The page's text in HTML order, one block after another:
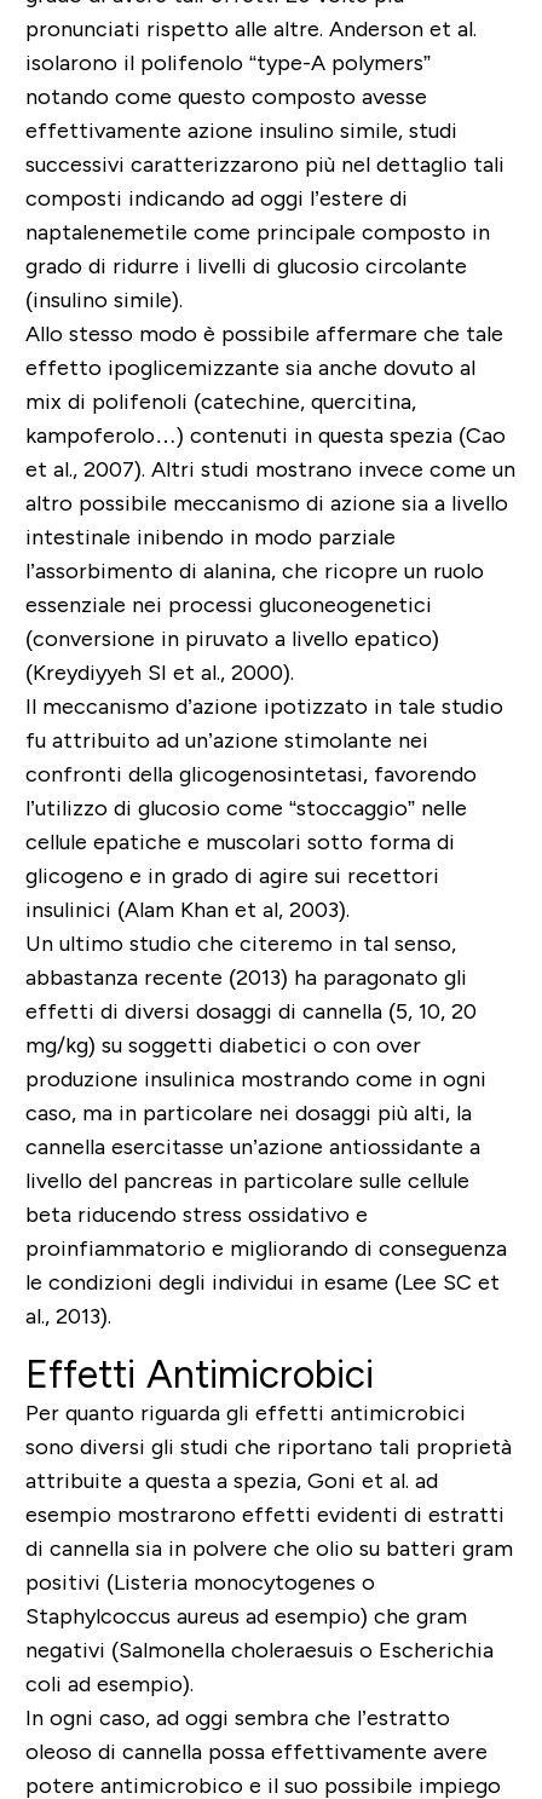
pronunciati rispetto alle altre. Anderson et al.
isolarono il polifenolo “type-A polymers”
notando come questo composto avesse
effettivamente azione insulino simile, studi
successivi caratterizzarono più nel dettaglio tali
composti indicando ad oggi l’estere di
naptalenemetile come principale composto in
grado di ridurre i livelli di glucosio circolante
(insulino simile).
Allo stesso modo è possibile affermare che tale
effetto ipoglicemizzante sia anche dovuto al
mix di polifenoli (catechine, quercitina,
kampoferolo…) contenuti in questa spezia (Cao
et al., 2007). Altri studi mostrano invece come un
altro possibile meccanismo di azione sia a livello
intestinale inibendo in modo parziale
l’assorbimento di alanina, che ricopre un ruolo
essenziale nei processi gluconeogenetici
(conversione in piruvato a livello epatico)
(Kreydiyyeh SI et al., 2000).
Il meccanismo d’azione ipotizzato in tale studio
fu attribuito ad un’azione stimolante nei
confronti della glicogenosintetasi, favorendo
l’utilizzo di glucosio come “stoccaggio” nelle
cellule epatiche e muscolari sotto forma di
glicogeno e in grado di agire sui recettori
insulinici (Alam Khan et al, 2003).
Un ultimo studio che citeremo in tal senso,
abbastanza recente (2013) ha paragonato gli
effetti di diversi dosaggi di cannella (5, 10, 20
mg/kg) su soggetti diabetici o con over
produzione insulinica mostrando come in ogni
caso, ma in particolare nei dosaggi più alti, la
cannella esercitasse un’azione antiossidante a
livello del pancreas in particolare sulle cellule
beta riducendo stress ossidativo e
proinfiammatorio e migliorando di conseguenza
le condizioni degli individui in esame (Lee SC et
al., 2013).
Effetti Antimicrobici
Per quanto riguarda gli effetti antimicrobici
sono diversi gli studi che riportano tali proprietà
attribuite a questa a spezia, Goni et al. ad
esempio mostrarono effetti evidenti di estratti
di cannella sia in polvere che olio su batteri gram
positivi (Listeria monocytogenes o
Staphylcoccus aureus ad esempio) che gram
negativi (Salmonella choleraesuis o Escherichia
coli ad esempio).
In ogni caso, ad oggi sembra che l’estratto
oleoso di cannella possa effettivamente avere
potere antimicrobico e il suo possibile impiego